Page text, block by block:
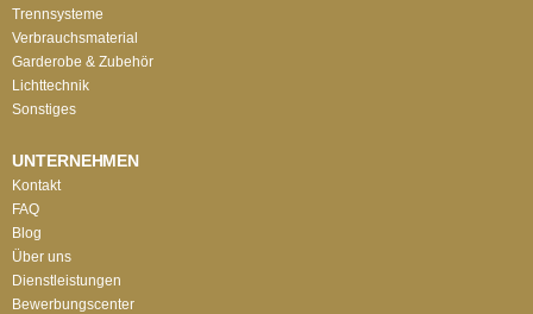
Trennsysteme
Verbrauchsmaterial
Garderobe & Zubehör
Lichttechnik
Sonstiges
UNTERNEHMEN
Kontakt
FAQ
Blog
Über uns
Dienstleistungen
Bewerbungscenter